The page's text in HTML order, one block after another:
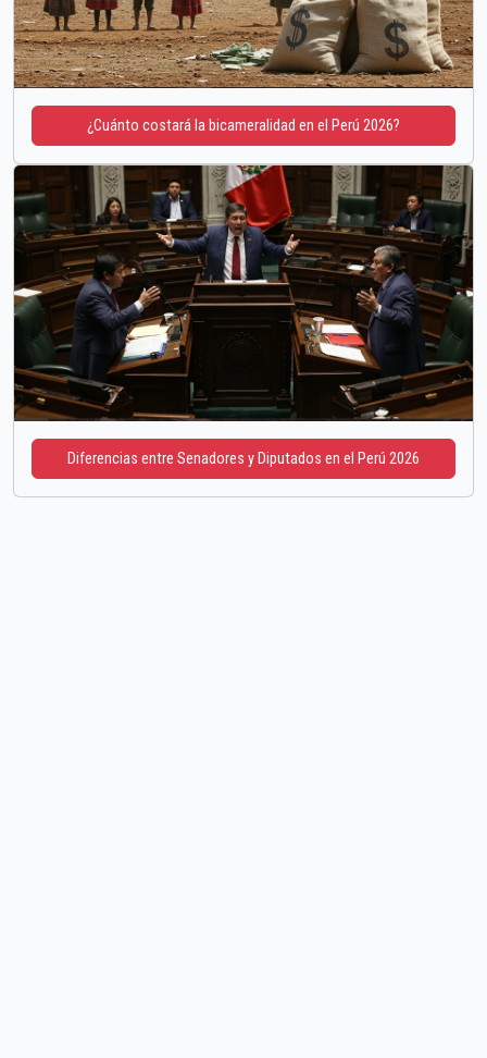
¿Cuánto costará la bicameralidad en el Perú 2026?
Diferencias entre Senadores y Diputados en el Perú 2026